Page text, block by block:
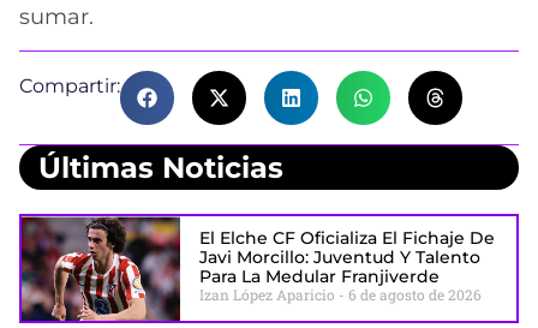
sumar.
Compartir:
Últimas Noticias
El Elche CF Oficializa El Fichaje De
Javi Morcillo: Juventud Y Talento
Para La Medular Franjiverde
Izan López Aparicio 6 de agosto de 2026